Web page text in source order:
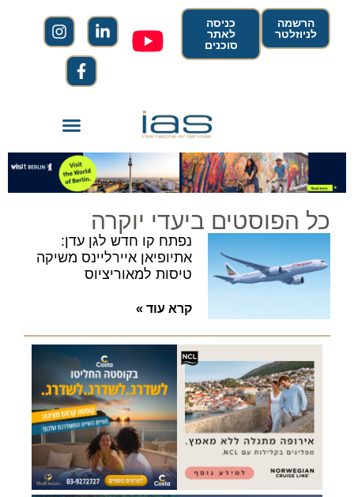
הרשמה
לניוזלטר
כניסה
לאתר
סוכנים
כל הפוסטים ביעדי יוקרה
נפתח קו חדש לגן עדן:
אתיופיאן איירליינס משיקה
טיסות למאוריציוס
קרא עוד »